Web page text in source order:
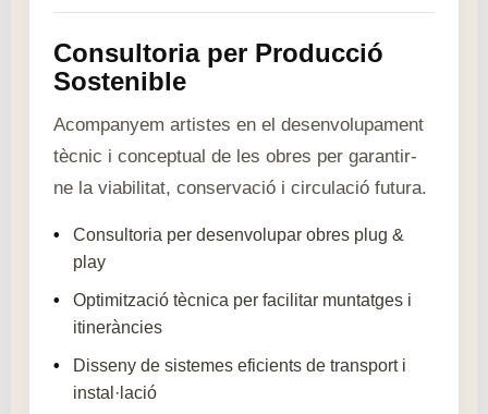
Consultoria per Producció
Sostenible
Acompanyem artistes en el desenvolupament
tècnic i conceptual de les obres per garantir-
ne la viabilitat, conservació i circulació futura.
Consultoria per desenvolupar obres plug &
play
Optimització tècnica per facilitar muntatges i
itineràncies
Disseny de sistemes eficients de transport i
instal·lació